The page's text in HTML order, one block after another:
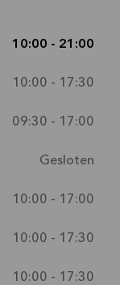
10:00 - 21:00
10:00 - 17:30
09:30 - 17:00
Gesloten
10:00 - 17:00
10:00 - 17:30
10:00 - 17:30